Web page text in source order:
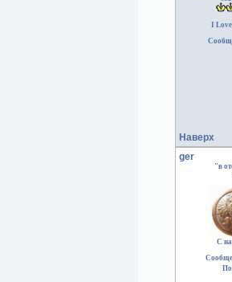
I
Наверх
ger
"в
С